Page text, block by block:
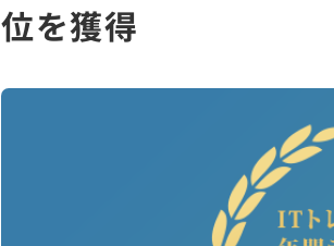
位を獲得